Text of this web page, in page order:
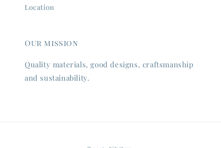
Location
Our mission
Quality materials, good designs, craftsmanship
and sustainability.